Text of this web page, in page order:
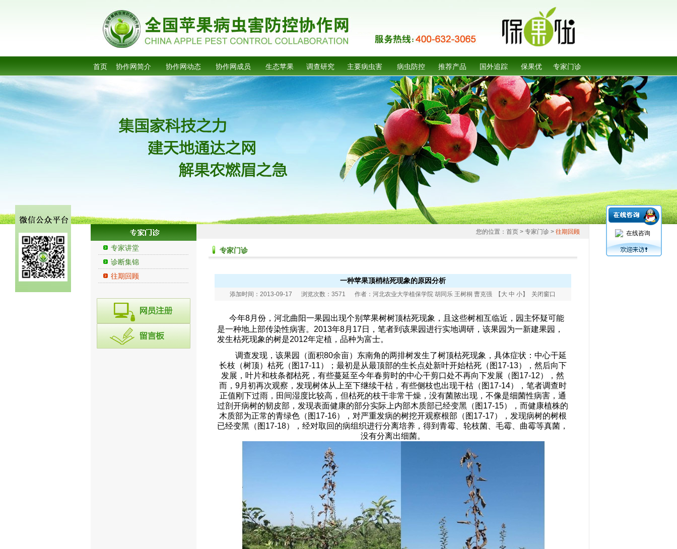
首页 协作网简介 协作网动态 协作网成员 生态苹果 调查研究 主要病虫害 病虫防控 推荐产品 国外追踪 保果优 专家门诊
专家讲堂
诊断集锦
往期回顾
您的位置： 首页 > 专家门诊 > 往期回顾
专家门诊
一种苹果顶梢枯死现象的原因分析
添加时间：2013-09-17 浏览次数：3571 作者：河北农业大学植保学院 胡同乐 王树桐 曹克强 【 大 中 小】 关闭窗口
今年8月份，河北曲阳一果园出现个别苹果树树顶枯死现象，且这些树相互临近，园主怀疑可能
是一种地上部传染性病害。 2013年8月 17日
，笔者到该果园进行实地调研，该果园为一新建果园，
发生枯死现象的树是2012年定植，品种为富士。
调查发现，该果园（面积80余亩）东南角的两排树发生了树顶枯死现象，具体症状：中心干延
长枝（树顶）枯死（图17-11）；最初是从最顶部的生长点处新叶开始枯死（图17-13），然后向下
发展，叶片和枝条都枯死，有些蔓延至今年春剪时的中心干剪口处不再向下发展（图17-12），然
而， 9月初再次观察，发现树体从上至下继续干枯，有些侧枝也出现干枯（图17-14），笔者调查时
正值刚下过雨，田间湿度比较高，但枯死的枝干非常干燥，没有菌脓出现，不像是细菌性病害，通
过剖开病树的韧皮部，发现表面健康的部分实际上内部木质部已经变黑（图17-15），而健康植株的
木质部为正常的青绿色（图17-16），对严重发病的树挖开观察根部（图17-17），发现病树的树根
已经变黑（图17-18），经对取回的病组织进行分离培养，得到青霉、轮枝菌、毛霉、曲霉等真菌，
没有分离出细菌。
在线咨询